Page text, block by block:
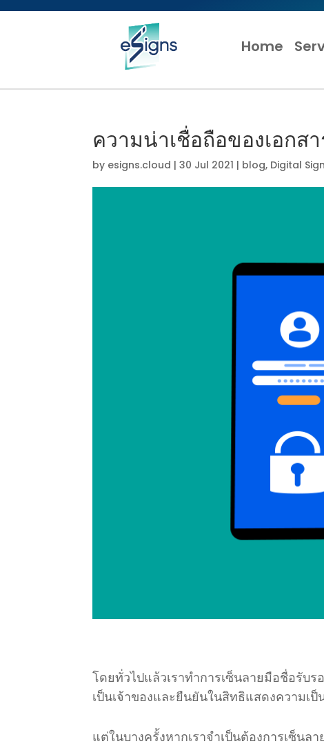
Home
ความน่าเชื่อถือของเอกส
by esigns.cloud |30 Jul 2021 | blog, Digital
โดยทั่วไปแล้วเราทำการเซ็นลายมือชื่อรับร
เป็นเจ้าของและยืนยันในสิทธิแสดงความเป็
แต่ในบางครั้งหากเราจำเป็นต้องการเซ็นล